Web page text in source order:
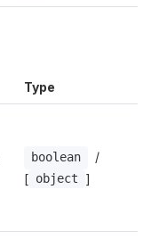
Type
boolean
/
[ object ]